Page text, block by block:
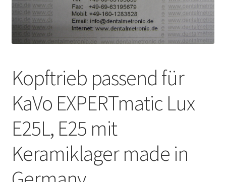
Warenkorb
Stellenangebote
Kopftrieb passend für
KaVo EXPERTmatic Lux
E25L, E25 mit
Keramiklager made in